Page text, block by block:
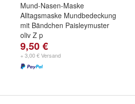
Mund-Nasen-Maske
Alltagsmaske Mundbedeckung
mit Bändchen Paisleymuster
oliv Z p
9,50 €
+ 3,00 € Versand